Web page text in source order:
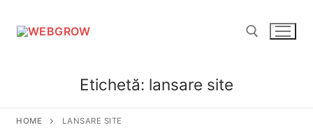
Etichetă: lansare site
HOME LANSARE SITE